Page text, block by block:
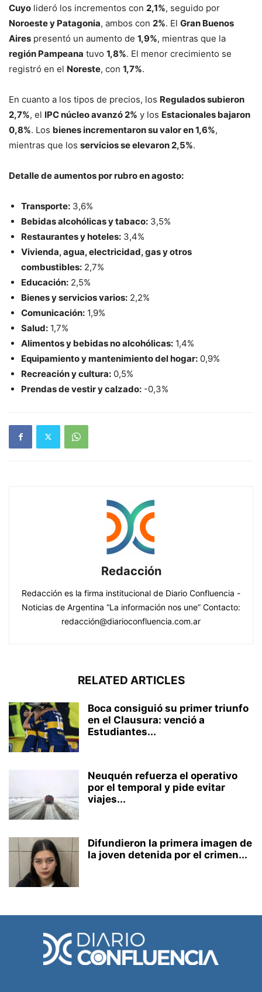
Cuyo lideró los incrementos con 2,1%, seguido por
Noroeste y Patagonia, ambos con 2%. El Gran Buenos
Aires presentó un aumento de 1,9%, mientras que la
región Pampeana tuvo 1,8%. El menor crecimiento se
registró en el Noreste, con 1,7%.
En cuanto a los tipos de precios, los Regulados subieron
2,7%, el IPC núcleo avanzó 2% y los Estacionales bajaron
0,8%. Los bienes incrementaron su valor en 1,6%,
mientras que los servicios se elevaron 2,5%.
Detalle de aumentos por rubro en agosto:
Transporte: 3,6%
Bebidas alcohólicas y tabaco: 3,5%
Restaurantes y hoteles: 3,4%
Vivienda, agua, electricidad, gas y otros
combustibles: 2,7%
Educación: 2,5%
Bienes y servicios varios: 2,2%
Comunicación: 1,9%
Salud: 1,7%
Alimentos y bebidas no alcohólicas: 1,4%
Equipamiento y mantenimiento del hogar: 0,9%
Recreación y cultura: 0,5%
Prendas de vestir y calzado: -0,3%
Redacción
Redacción es la firma institucional de Diario Confluencia -
Noticias de Argentina “La información nos une” Contacto:
redacción@diarioconfluencia.com.ar
RELATED ARTICLES
Boca consiguió su primer triunfo
en el Clausura: venció a
Estudiantes...
Neuquén refuerza el operativo
por el temporal y pide evitar
viajes...
Difundieron la primera imagen de
la joven detenida por el crimen...